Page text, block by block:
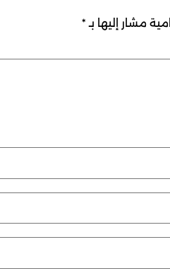
مشار إليها بـ *